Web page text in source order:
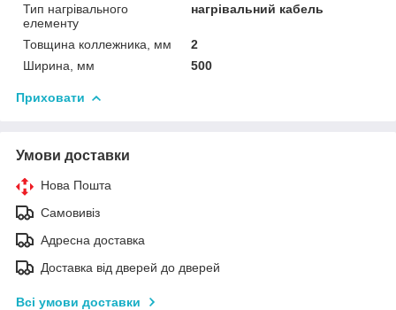
Тип нагрівального
елементу
нагрівальний кабель
Товщина коллежника, мм
2
Ширина, мм
500
Приховати
Умови доставки
Нова Пошта
Самовивіз
Адресна доставка
Доставка від дверей до дверей
Всі умови доставки